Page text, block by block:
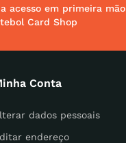
acesso em primeira
Card Shop
Conta
dados pessoais
endereço